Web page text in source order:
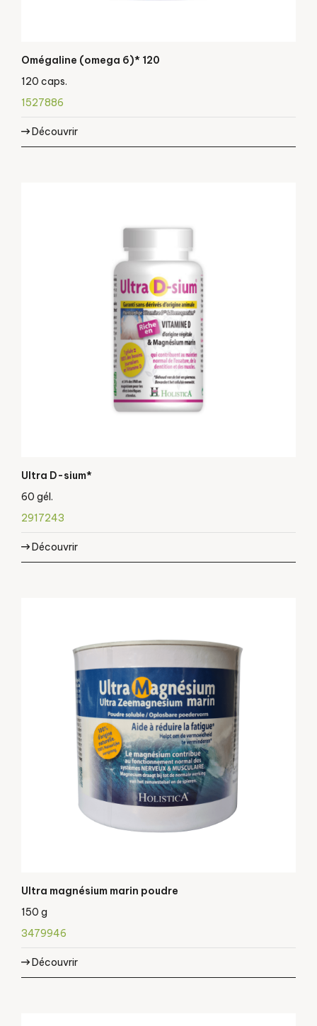
Omégaline (omega 6)* 120
120 caps.
1527886
Découvrir
Ultra D-sium*
60 gél.
2917243
Découvrir
Ultra magnésium marin poudre
150 g
3479946
Découvrir